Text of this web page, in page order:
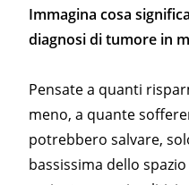
Immagina cosa
diagnosi di tumore in
Pensate a quanti
meno, a quante
potrebbero salvare,
bassissima dello